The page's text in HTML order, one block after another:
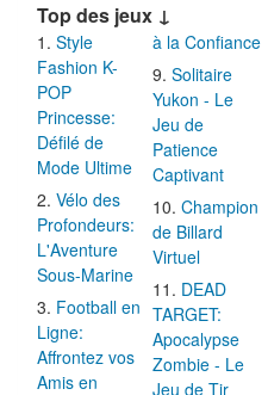
Top des jeux ↓
Style
Fashion K-
POP
Princesse:
Défilé de
Mode Ultime
Vélo des
Profondeurs:
L'Aventure
Sous-Marine
Football en
Ligne:
Affrontez vos
Amis en
à la Confiance
Solitaire
Yukon - Le
Jeu de
Patience
Captivant
Champion
de Billard
Virtuel
DEAD
TARGET:
Apocalypse
Zombie - Le
Jeu de Tir